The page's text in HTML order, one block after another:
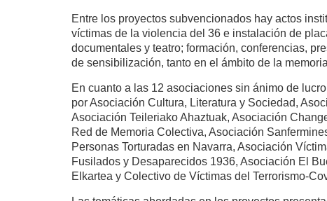
Entre los proyectos subvencionados hay actos
víctimas de la violencia del 36 e instalación de
documentales y teatro; formación, conferencias,
de sensibilización, tanto en el ámbito de la
En cuanto a las 12 asociaciones sin ánimo de
por Asociación Cultura, Literatura y Sociedad,
Asociación Teileriako Ahaztuak, Asociación
Red de Memoria Colectiva, Asociación
Personas Torturadas en Navarra, Asociación
Fusilados y Desaparecidos 1936, Asociación El
Elkartea y Colectivo de Víctimas del Terrorismo-